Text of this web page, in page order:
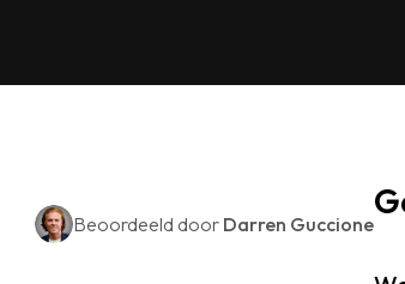
Beoordeeld door Darren Guccione